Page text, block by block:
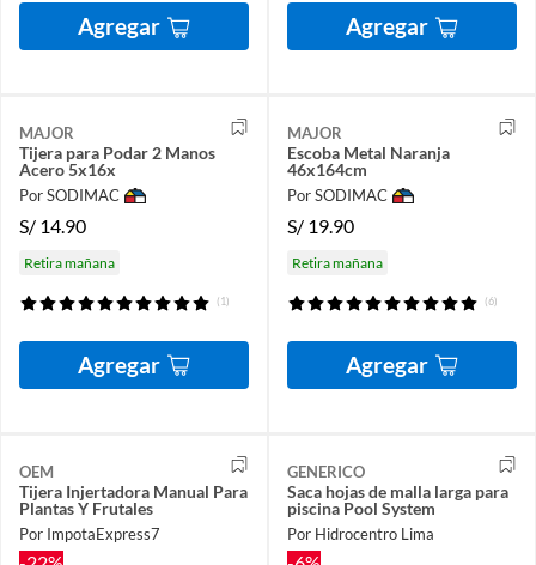
Agregar Agregar
MAJOR
Tijera para Podar 2 Manos
Acero 5x16x
Por SODIMAC
S/ 14.90
Retira mañana
(1)
Agregar
MAJOR
Escoba Metal Naranja
46x164cm
Por SODIMAC
S/ 19.90
Retira mañana
(6)
Agregar
OEM
Tijera Injertadora Manual Para
Plantas Y Frutales
Por ImpotaExpress7
GENERICO
Saca hojas de malla larga para
piscina Pool System
Por Hidrocentro Lima